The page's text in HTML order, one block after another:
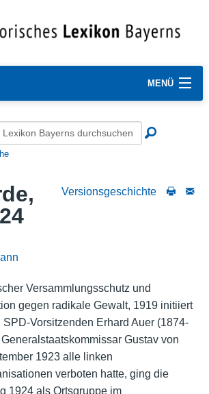
MENÜ
Versionsgeschichte
Versammlungsschutz und
gegen radikale Gewalt, 1919 initiiert
Vorsitzenden Erhard Auer (1874-
Gustav von
1923 alle linken
verboten hatte, ging die
1924 als Ortsgruppe im